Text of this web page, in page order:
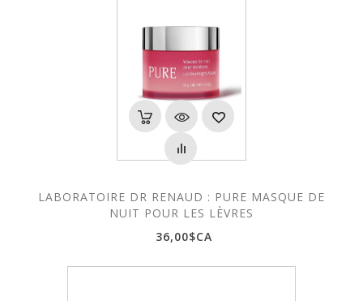
LABORATOIRE DR RENAUD : PURE MASQUE DE
NUIT POUR LES LÈVRES
36,00$CA